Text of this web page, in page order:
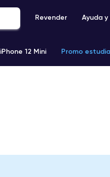
Revender Ayuda
iPhone 12 Mini Promo